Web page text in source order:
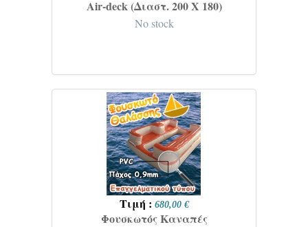
Air-deck (Διαστ. 200 Χ 180)
No stock
Τιμή : 680,00 €
Φουσκωτός Καναπές